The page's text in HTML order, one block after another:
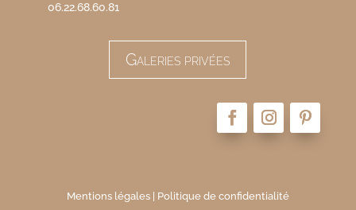
06.22.68.60.81
Galeries privées
Mentions légales| Politique de confidentialité